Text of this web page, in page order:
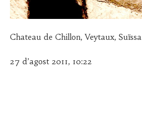
Chateau de Chillon, Veytaux, Suïssa
27 d’agost 2011, 10:22